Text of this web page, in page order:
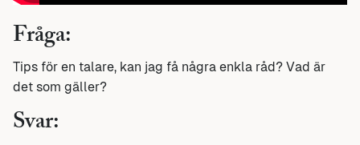
Fråga:
Tips för en talare, kan jag få några enkla råd? Vad är
det som gäller?
Svar: